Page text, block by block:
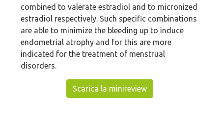
combined to valerate estradiol and to micronized
estradiol respectively. Such specific combinations
are able to minimize the bleeding up to induce
endometrial atrophy and for this are more
indicated for the treatment of menstrual
disorders.
Scarica la minireview